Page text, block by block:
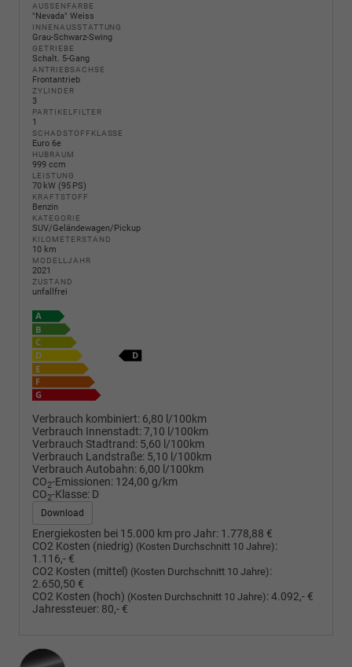
AUSSENFARBE
"Nevada" Weiss
INNENAUSSTATTUNG
Grau-Schwarz-Swing
GETRIEBE
Schalt. 5-Gang
ANTRIEBSACHSE
Frontantrieb
ZYLINDER
3
PARTIKELFILTER
1
SCHADSTOFFKLASSE
Euro 6e
HUBRAUM
999 ccm
LEISTUNG
70 kW (95 PS)
KRAFTSTOFF
Benzin
KATEGORIE
SUV/Geländewagen/Pickup
KILOMETERSTAND
10 km
MODELLJAHR
2021
ZUSTAND
unfallfrei
Verbrauch kombiniert: 6,80 l/100km
Verbrauch Innenstadt:7,10 l/100km
Verbrauch Stadtrand: 5,60 l/100km
Verbrauch Landstraße: 5,10 l/100km
Verbrauch Autobahn: 6,00 l/100km
CO2-Emissionen: 124,00 g/km
CO2-Klasse: D
Download
Energiekosten bei 15.000 km pro Jahr: 1.778,88 €
CO2 Kosten (niedrig) (Kosten Durchschnitt 10 Jahre):
1.116,- €
CO2 Kosten (mittel) (Kosten Durchschnitt 10 Jahre):
2.650,50 €
CO2 Kosten (hoch) (Kosten Durchschnitt 10 Jahre):4.092,- €
Jahressteuer: 80,- €